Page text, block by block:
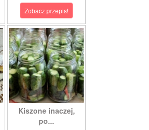
Zobacz przepis!
Kiszone inaczej,
po...